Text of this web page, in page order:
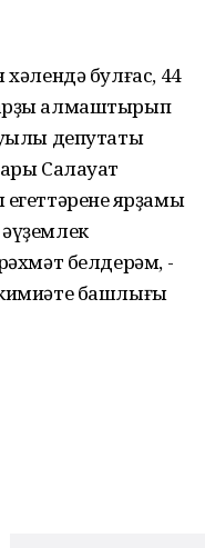
булғас, 44
алмаштырып
депутаты
Салауат
ярҙамы
белдерәм, -
башлығы